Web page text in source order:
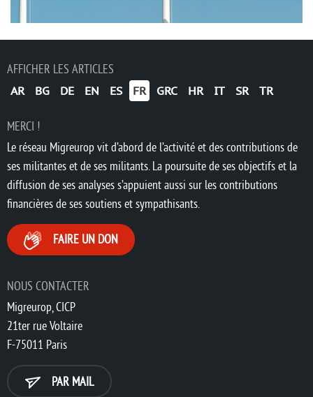
AFFICHER LES ARTICLES
AR BG DE EN ES FR GRC HR IT SR TR
NOUS CONTACTER
Migreurop, CICP
21ter rue Voltaire
F-75011 Paris
PAR MAIL
MERCI !
Le réseau Migreurop vit d’abord de l’activité et des contributions de
ses militantes et de ses militants. La poursuite de ses objectifs et la
diffusion de ses analyses s’appuient aussi sur les contributions
financières de ses soutiens et sympathisants.
FAIRE UN DON